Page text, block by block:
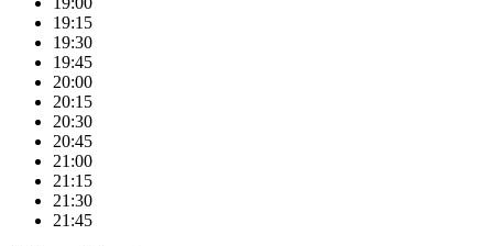
19:15
19:30
19:45
20:00
20:15
20:30
20:45
21:00
21:15
21:30
21:45